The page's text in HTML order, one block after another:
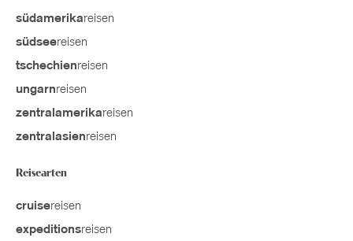
südamerikareisen
südseereisen
tschechienreisen
ungarnreisen
zentralamerikareisen
zentralasienreisen
Reisearten
cruisereisen
expeditionsreisen